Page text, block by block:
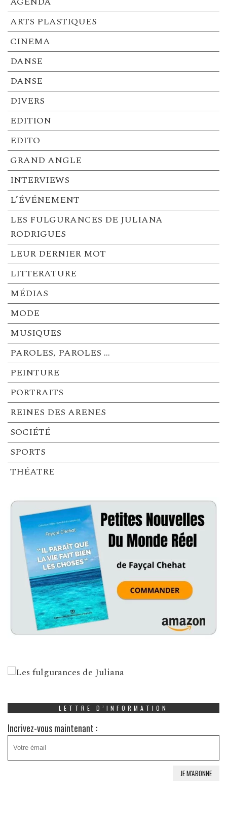
ARTS PLASTIQUES
CINEMA
DANSE
DANSE
DIVERS
EDITION
EDITO
GRAND ANGLE
INTERVIEWS
L’ÉVÉNEMENT
LES FULGURANCES DE JULIANA
RODRIGUES
LEUR DERNIER MOT
LITTERATURE
MÉDIAS
MODE
MUSIQUES
PAROLES, PAROLES …
PEINTURE
PORTRAITS
REINES DES ARENES
SOCIÉTÉ
SPORTS
THÉATRE
LETTRE D’INFORMATION
Incrivez-vous maintenant :